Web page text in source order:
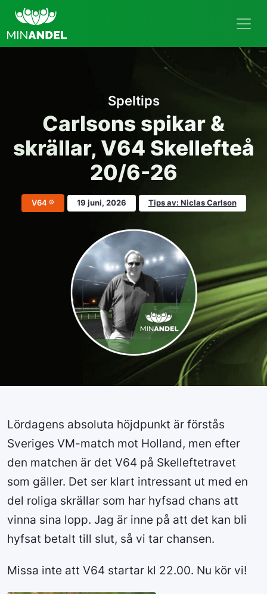
Speltips
Carlsons spikar &
skrällar, V64 Skellefteå
20/6-26
V64 ® 19 juni, 2026 Tips av: Niclas Carlson
Lördagens absoluta höjdpunkt är förstås
Sveriges VM-match mot Holland, men efter
den matchen är det V64 på Skelleftetravet
som gäller. Det ser klart intressant ut med en
del roliga skrällar som har hyfsad chans att
vinna sina lopp. Jag är inne på att det kan bli
hyfsat betalt till slut, så vi tar chansen.
Missa inte att V64 startar kl 22.00. Nu kör vi!